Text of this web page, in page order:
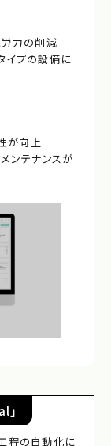
労力の削減
イプの設備に
が向上
ンテナンスが
」
程の自動化に